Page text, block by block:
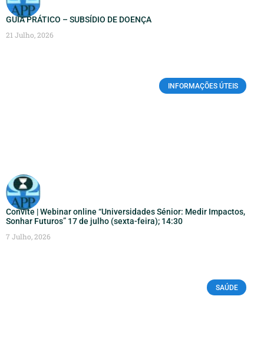
GUIA PRÁTICO – SUBSÍDIO DE DOENÇA
21 Julho, 2026
INFORMAÇÕES ÚTEIS
Convite | Webinar online “Universidades Sénior: Medir Impactos,
Sonhar Futuros” 17 de julho (sexta-feira); 14:30
7 Julho, 2026
SAÚDE